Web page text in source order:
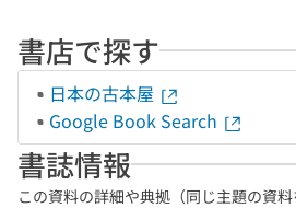
書店で探す
日本の古本屋
Google Book Search
書誌情報
この資料の詳細や典拠（同じ主題の資